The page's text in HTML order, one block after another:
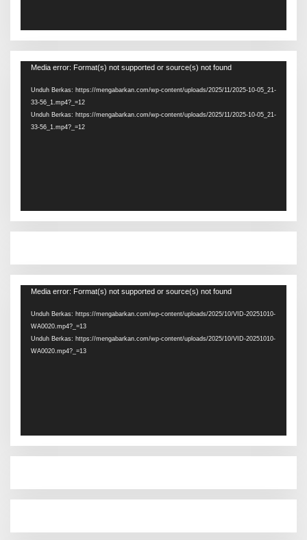
Pemutar
Media error: Format(s) not supported or source(s) not found
Unduh Berkas: https://mengabarkan.com/wp-content/uploads/2025/11/2025-10-05_21-
33-56_1.mp4?_=12
Unduh Berkas: https://mengabarkan.com/wp-content/uploads/2025/11/2025-10-05_21-
33-56_1.mp4?_=12
Pemutar
Media error: Format(s) not supported or source(s) not found
Unduh Berkas: https://mengabarkan.com/wp-content/uploads/2025/10/VID-20251010-
WA0020.mp4?_=13
Unduh Berkas: https://mengabarkan.com/wp-content/uploads/2025/10/VID-20251010-
WA0020.mp4?_=13